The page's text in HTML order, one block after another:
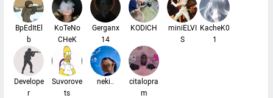
BpEdItEl
b
KoTeNo
CHeK
Gerganx
14
KODICH
miniELVI
S
KacheK0
1
Develope
r
Suvorove
ts
neki..
citalopra
m